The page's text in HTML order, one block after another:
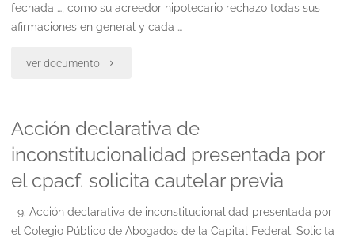
fechada …, como su acreedor hipotecario rechazo todas sus
afirmaciones en general y cada …
ver documento "Acreedor
en
dolares,
intima
a
Acción declarativa de
inconstitucionalidad presentada por
el cpacf. solicita cautelar previa
9. Acción declarativa de inconstitucionalidad presentada por
el Colegio Público de Abogados de la Capital Federal. Solicita